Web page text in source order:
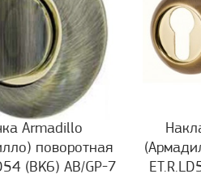
Armadillo
поворотная
(BK6) AB/GP-7